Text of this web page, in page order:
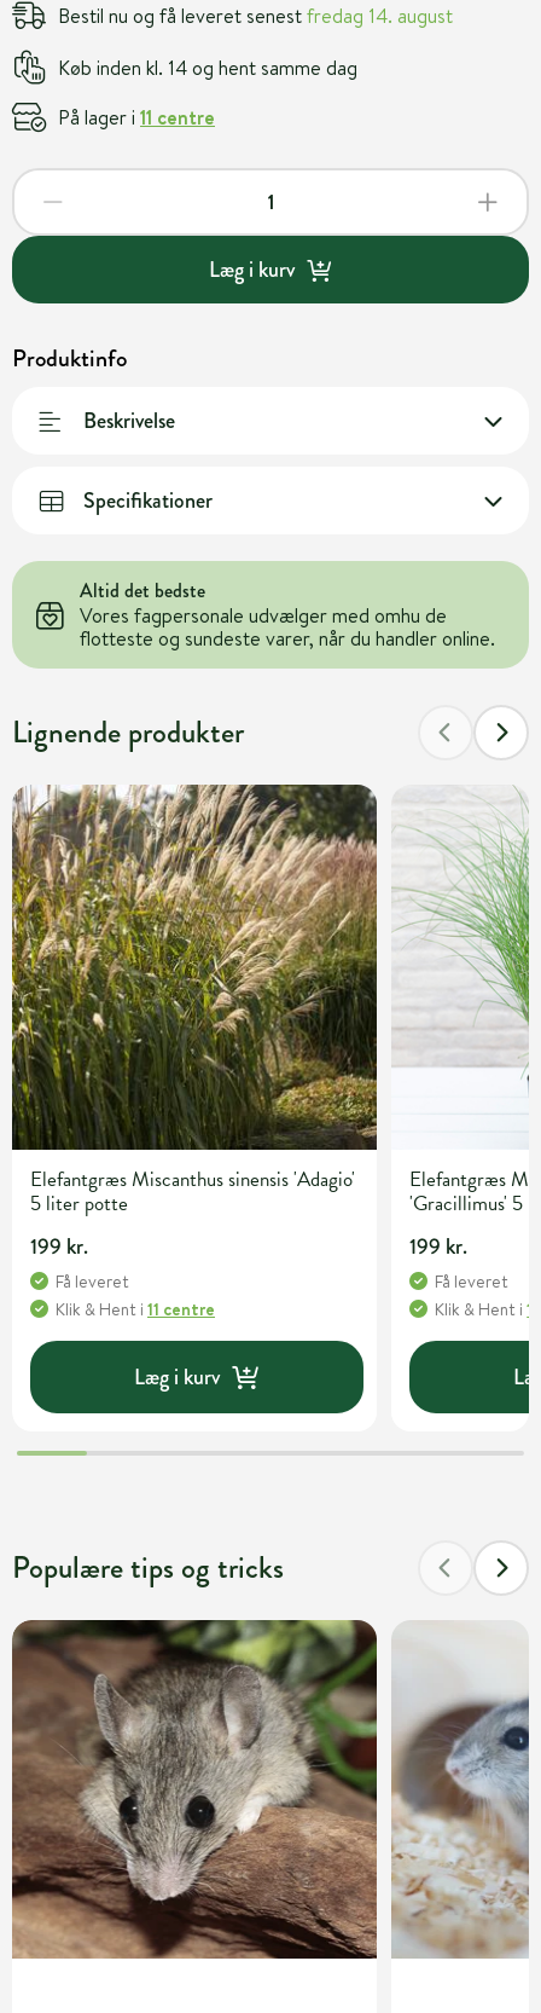
Bestil nu og få leveret senestfredag 14. august
Køb inden kl. 14 og hent samme dag
På lager i 11 centre
Læg i kurv
Produktinfo
Beskrivelse
Specifikationer
Altid det bedste
Vores fagpersonale udvælger med omhu de
flotteste og sundeste varer, når du handler online.
Lignende produkter
Elefantgræs Miscanthus sinensis 'Adagio'
5 liter potte
199 kr.
Få leveret
Klik & Hent i 11 centre
Læg i kurv
Elefantgræs
'Gracillimus' 5
199 kr.
Få leveret
Klik & Hent i
Populære tips og tricks